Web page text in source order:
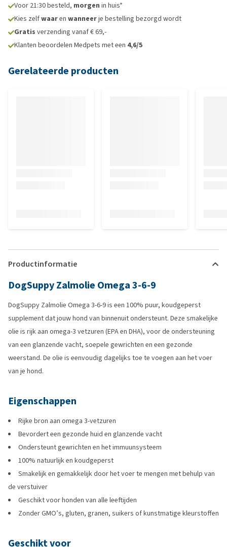
Voor 21:30 besteld, morgen in huis*
Kies zelfwaaren wanneerje bestelling bezorgd wordt
Gratis verzending vanaf € 69,-
Klanten beoordelen Medpets met een 4,6/5
Gerelateerde producten
Productinformatie
DogSuppy Zalmolie Omega 3-6-9
DogSuppy Zalmolie Omega 3-6-9 is een 100% puur, koudgeperst
supplement dat jouw hond van binnenuit ondersteunt. Deze smakelijke
olie is rijk aan omega-3 vetzuren (EPA en DHA), voor de ondersteuning
van een glanzende vacht, soepele gewrichten en een gezonde
weerstand. De olie is eenvoudig dagelijks toe te voegen aan het voer
van je hond.
Eigenschappen
Rijke bron aan omega 3-vetzuren
Bevordert een gezonde huid en glanzende vacht
Ondersteunt gewrichten en het immuunsysteem
100% natuurlijk en koudgeperst
Smakelijk en gemakkelijk door het voer te mengen met behulp van
de verstuiver
Geschikt voor honden van alle leeftijden
Zonder GMO’s, gluten, granen, suikers of kunstmatige kleurstoffen
Geschikt voor